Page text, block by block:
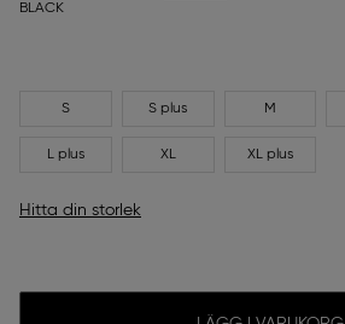
BLACK
S S plus M
L plus XL XL plus
Hitta din storlek